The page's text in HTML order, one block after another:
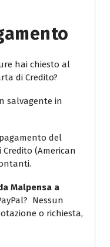
hai chiesto al
di Credito?
salvagente in
del
(American
Malpensa a
Nessun
o richiesta,